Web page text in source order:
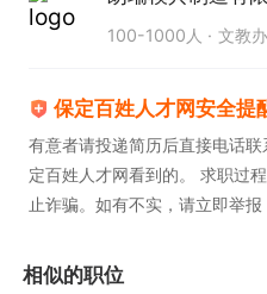
100-1000人 文教
保定百姓人才网安全提
有意者请投递简历后直接电话
定百姓人才网看到的。 求职过
止诈骗。如有不实，请立即举报
相似的职位